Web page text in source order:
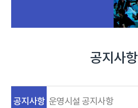
공지사항
공지사항 운영시설 공지사항